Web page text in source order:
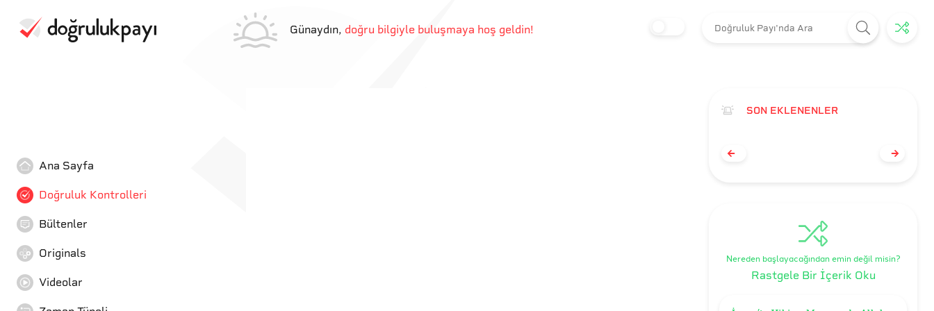
Günaydın, doğru bilgiyle buluşmaya hoş geldin!
Ana Sayfa
Doğruluk Kontrolleri
Bültenler
Originals
Videolar
SON EKLENENLER
Nereden başlayacağından emin değil misin?
Rastgele Bir İçerik Oku